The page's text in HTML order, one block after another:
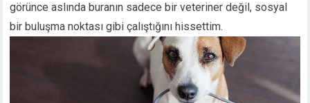
görünce aslında buranın sadece bir veteriner değil, sosyal
bir buluşma noktası gibi çalıştığını hissettim.